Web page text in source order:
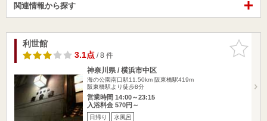
関連情報から探す
お気に入
りに追加
利世館
3.1点/ 8 件
神奈川県 / 横浜市中区
海の公園南口駅11.50km 阪東橋駅419m
阪東橋駅より徒歩8分
営業時間 14:00～23:15
入浴料金 570円～
日帰り 水風呂